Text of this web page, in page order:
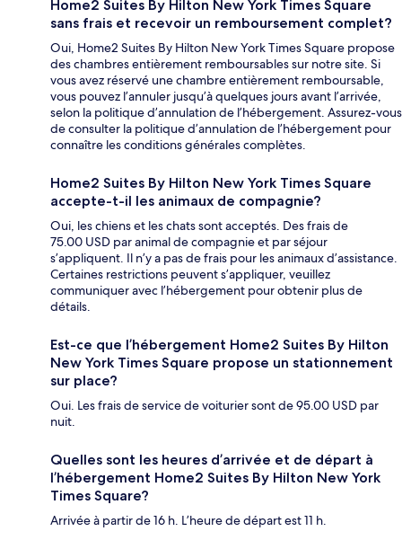
Home2 Suites By Hilton New York Times Square
sans frais et recevoir un remboursement complet?
Oui, Home2 Suites By Hilton New York Times Square propose
des chambres entièrement remboursables sur notre site. Si
vous avez réservé une chambre entièrement remboursable,
vous pouvez l’annuler jusqu’à quelques jours avant l’arrivée,
selon la politique d’annulation de l’hébergement. Assurez-vous
de consulter la politique d’annulation de l’hébergement pour
connaître les conditions générales complètes.
Home2 Suites By Hilton New York Times Square
accepte-t-il les animaux de compagnie?
Oui, les chiens et les chats sont acceptés. Des frais de
75.00 USD par animal de compagnie et par séjour
s’appliquent. Il n’y a pas de frais pour les animaux d’assistance.
Certaines restrictions peuvent s’appliquer, veuillez
communiquer avec l’hébergement pour obtenir plus de
détails.
Est-ce que l’hébergement Home2 Suites By Hilton
New York Times Square propose un stationnement
sur place?
Oui. Les frais de service de voiturier sont de 95.00 USD par
nuit.
Quelles sont les heures d’arrivée et de départ à
l’hébergement Home2 Suites By Hilton New York
Times Square?
Arrivée à partir de 16 h. L’heure de départ est 11 h.